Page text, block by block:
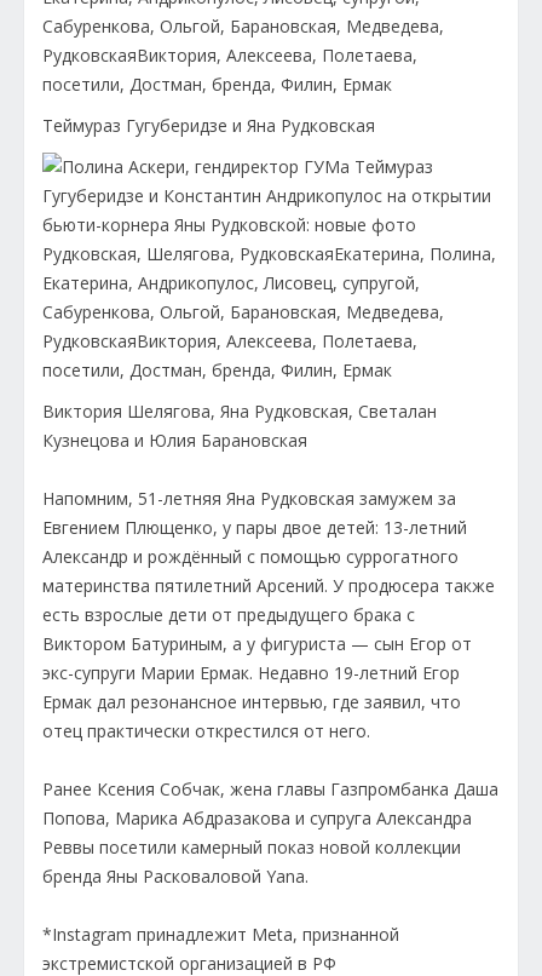
Теймураз Гугуберидзе и Яна Рудковская
Виктория Шелягова, Яна Рудковская, Светалан
Кузнецова и Юлия Барановская
Напомним, 51-летняя Яна Рудковская замужем за
Евгением Плющенко, у пары двое детей: 13-летний
Александр и рождённый с помощью суррогатного
материнства пятилетний Арсений. У продюсера также
есть взрослые дети от предыдущего брака с
Виктором Батуриным, а у фигуриста — сын Егор от
экс-супруги Марии Ермак. Недавно 19-летний Егор
Ермак дал резонансное интервью, где заявил, что
отец практически открестился от него.
Ранее Ксения Собчак, жена главы Газпромбанка Даша
Попова, Марика Абдразакова и супруга Александра
Реввы посетили камерный показ новой коллекции
бренда Яны Расковаловой Yana.
*Instagram принадлежит Meta, признанной
экстремистской организацией в РФ